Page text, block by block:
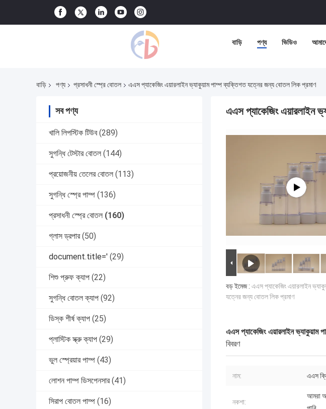
বাড়ি পণ্য ভিডিও
বাড়ি পণ্য প্রসাধনী স্প্রে বোতল এএস প্যাকেজিং এয়ারলাইন ভ্যাকুয়াম পাম্প ব্যক্তিগত যত্নের জন্য বোতল লিক প্রমাণ
সব পণ্য
খালি লিপস্টিক টিউব (289)
সুগন্ধি টেস্টার বোতল (144)
প্রয়োজনীয় তেলের বোতল (113)
সুগন্ধি স্প্রে পাম্প (136)
প্রসাধনী স্প্রে বোতল (160)
গ্লাস ড্রপার (50)
document.title=' (29)
শিশু প্রুফ ক্যাপ (22)
সুগন্ধি বোতল ক্যাপ (92)
ডিস্ক শীর্ষ ক্যাপ (25)
প্লাস্টিক স্ক্রু ক্যাপ (29)
ভুল স্প্রেয়ার পাম্প (43)
লোশন পাম্প ডিসপেনসার (41)
সিরাপ বোতল পাম্প (16)
এএস প্যাকেজিং এয়ারলাইন
বড় ইমেজ : এএস প্যাকেজিং এয়ারলাইন
যত্নের জন্য বোতল লিক প্রমাণ
এএস প্যাকেজিং এয়ারলাইন ভ্যাকুয়াম
বিবরণ
নাম: এএস
নকশা:
আমরা